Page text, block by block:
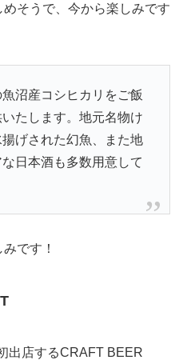
そうで、今から楽しみです
沼産コシヒカリをご飯
たします。地元名物け
げされた幻魚、また地
日本酒も多数用意して
です！
出店するCRAFT BEER